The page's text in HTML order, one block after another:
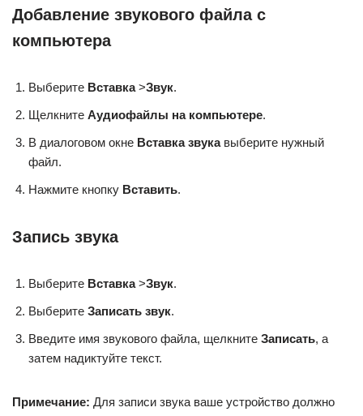
Добавление звукового файла с
компьютера
Выберите Вставка>Звук.
Щелкните Аудиофайлы на компьютере.
В диалоговом окне Вставка звукавыберите нужный
файл.
Нажмите кнопку Вставить.
Запись звука
Выберите Вставка>Звук.
Выберите Записать звук.
Введите имя звукового файла, щелкните Записать, а
затем надиктуйте текст.
Примечание: Для записи звука ваше устройство должно